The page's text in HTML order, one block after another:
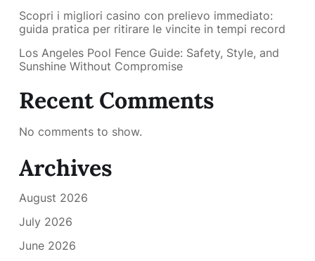
Scopri i migliori casino con prelievo immediato:
guida pratica per ritirare le vincite in tempi record
Los Angeles Pool Fence Guide: Safety, Style, and
Sunshine Without Compromise
Recent Comments
No comments to show.
Archives
August 2026
July 2026
June 2026